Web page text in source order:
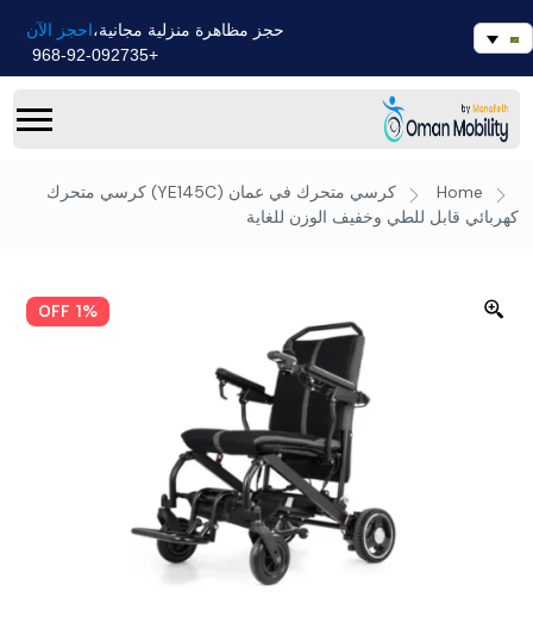
حجز مظاهرة منزلية مجانية،احجز الآن
+968-92-092735
Home كرسي متحرك في عمان
(YE145C) كرسي متحرك
كهربائي قابل للطي وخفيف الوزن للغاية
1% OFF